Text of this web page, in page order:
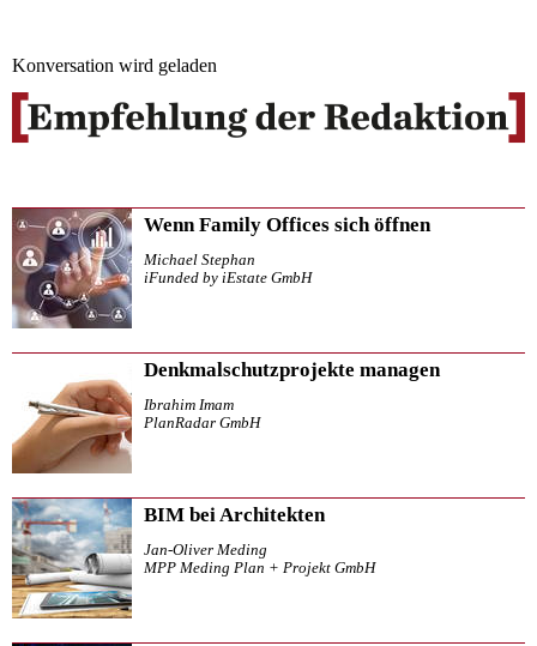
Konversation wird geladen
Wenn Family Offices sich öffnen
Michael Stephan
iFunded by iEstate GmbH
Denkmalschutzprojekte managen
Ibrahim Imam
PlanRadar GmbH
BIM bei Architekten
Jan-Oliver Meding
MPP Meding Plan + Projekt GmbH